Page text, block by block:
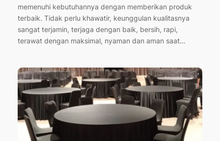
memenuhi kebutuhannya dengan memberikan produk
terbaik. Tidak perlu khawatir, keunggulan kualitasnya
sangat terjamin, terjaga dengan baik, bersih, rapi,
terawat dengan maksimal, nyaman dan aman saat…